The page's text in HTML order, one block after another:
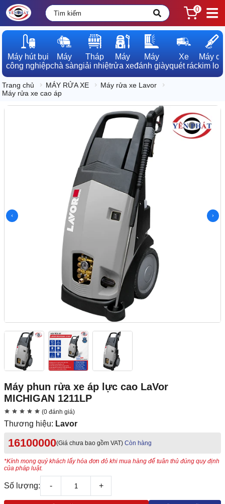
0
Máy hút bụi
công nghiệp
Máy
chà sàn
Tháp
giải nhiệt
Máy
rửa xe
Máy
đánh giày
Xe
quét rác
Máy dò
kim loại
Trang chủ MÁY RỬA XE
Máy rửa xe Lavor
Máy rửa xe cao áp
Máy phun rửa xe áp lực cao LaVor
MICHIGAN 1211LP
(0 đánh giá)
Thương hiệu: Lavor
16100000(Giá chưa bao gồm VAT) Còn hàng
*Kính mong quý khách lấy hóa đơn đỏ khi mua hàng để tuân thủ đúng quy định
của pháp luật.
Số lượng: - +